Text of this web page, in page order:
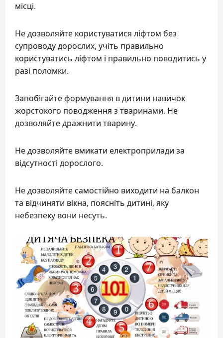
місці.
Не дозволяйте користуватися ліфтом без
супроводу дорослих, учіть правильно
користуватись ліфтом і правильно поводитись у
разі поломки.
Запобігайте формування в дитини навичок
жорстокого поводження з тваринами. Не
дозволяйте дражнити тварину.
Не дозволяйте вмикати електроприлади за
відсутності дорослого.
Не дозволяйте самостійно виходити на балкон
та відчиняти вікна, поясніть дитині, яку
небезпеку вони несуть.